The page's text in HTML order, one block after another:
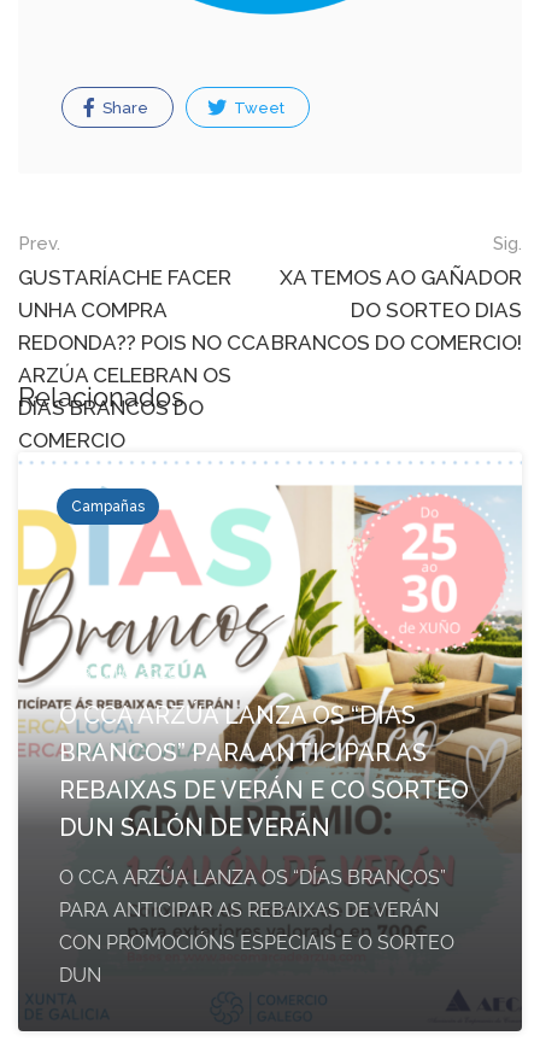
Share Tweet
Post
navigation
Prev.
GUSTARÍACHE FACER
UNHA COMPRA
REDONDA?? POIS NO CCA
ARZÚA CELEBRAN OS
DÍAS BRANCOS DO
COMERCIO
Sig.
XA TEMOS AO GAÑADOR
DO SORTEO DIAS
BRANCOS DO COMERCIO!
Relacionados
Campañas
23 junio, 2026
O CCA ARZÚA LANZA OS “DÍAS
BRANCOS” PARA ANTICIPAR AS
REBAIXAS DE VERÁN E CO SORTEO
DUN SALÓN DE VERÁN
O CCA ARZÚA LANZA OS “DÍAS BRANCOS”
PARA ANTICIPAR AS REBAIXAS DE VERÁN
CON PROMOCIÓNS ESPECIAIS E O SORTEO
DUN